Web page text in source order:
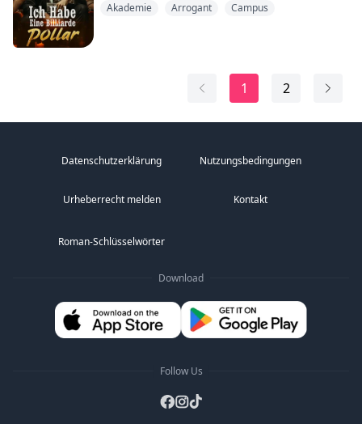
Akademie
Arrogant Campus
1 2
Datenschutzerklärung Nutzungsbedingungen
Urheberrecht melden Kontakt
Roman-Schlüsselwörter
Download
Follow Us